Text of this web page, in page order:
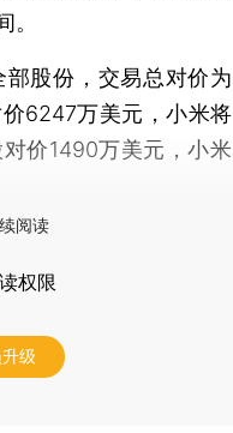
股份，交易总对价为
6247万美元，小米将
价1490万美元，小米
阅读
权限
级